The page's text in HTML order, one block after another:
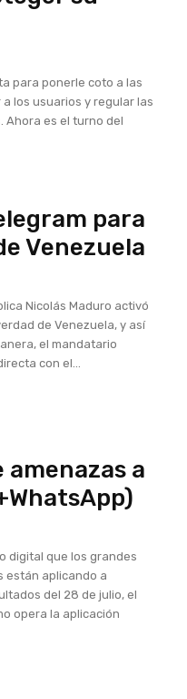
para ponerle coto a las
los usuarios y regular las
Ahora es el turno del
para
Venezuela
Nicolás Maduro activó
de Venezuela, y así
el mandatario
con el...
amenazas a
digital que los grandes
están aplicando a
del 28 de julio, el
opera la aplicación